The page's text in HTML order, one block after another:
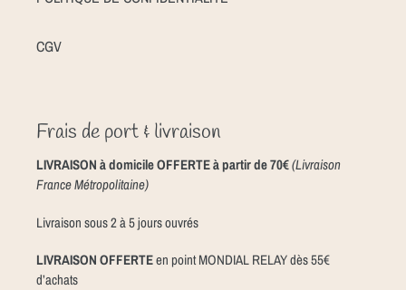
CGV
Frais de port & livraison
LIVRAISON à domicile OFFERTE à partir de 70€(Livraison
France Métropolitaine)
Livraison sous 2 à 5 jours ouvrés
LIVRAISON OFFERTEen point MONDIAL RELAY dès 55€
d’achats